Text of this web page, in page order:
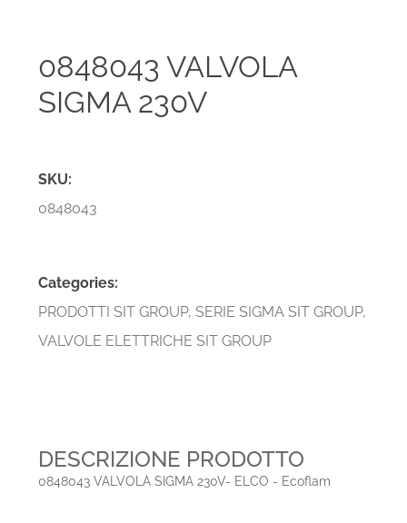
0848043 VALVOLA
SIGMA 230V
SKU:
0848043
Categories:
PRODOTTI SIT GROUP,SERIE SIGMA SIT GROUP,
VALVOLE ELETTRICHE SIT GROUP
DESCRIZIONE PRODOTTO
0848043 VALVOLA SIGMA 230V- ELCO - Ecoflam